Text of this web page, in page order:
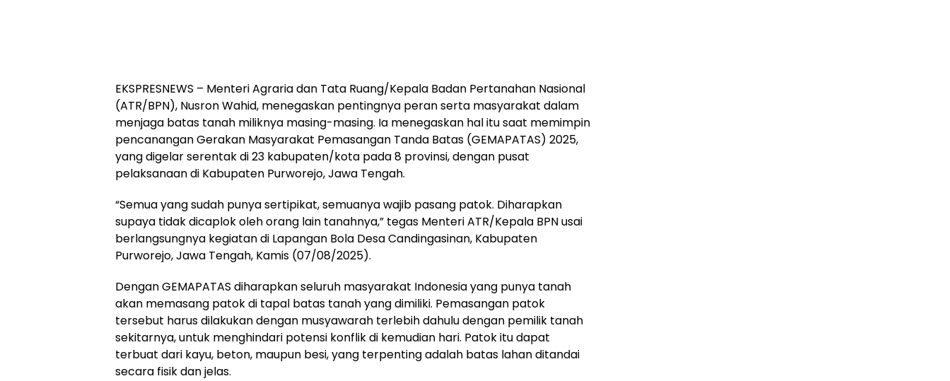
EKSPRESNEWS – Menteri Agraria dan Tata Ruang/Kepala Badan Pertanahan Nasional
(ATR/BPN), Nusron Wahid, menegaskan pentingnya peran serta masyarakat dalam
menjaga batas tanah miliknya masing-masing. Ia menegaskan hal itu saat memimpin
pencanangan Gerakan Masyarakat Pemasangan Tanda Batas (GEMAPATAS) 2025,
yang digelar serentak di 23 kabupaten/kota pada 8 provinsi, dengan pusat
pelaksanaan di Kabupaten Purworejo, Jawa Tengah.
“Semua yang sudah punya sertipikat, semuanya wajib pasang patok. Diharapkan
supaya tidak dicaplok oleh orang lain tanahnya,” tegas Menteri ATR/Kepala BPN usai
berlangsungnya kegiatan di Lapangan Bola Desa Candingasinan, Kabupaten
Purworejo, Jawa Tengah, Kamis (07/08/2025).
Dengan GEMAPATAS diharapkan seluruh masyarakat Indonesia yang punya tanah
akan memasang patok di tapal batas tanah yang dimiliki. Pemasangan patok
tersebut harus dilakukan dengan musyawarah terlebih dahulu dengan pemilik tanah
sekitarnya, untuk menghindari potensi konflik di kemudian hari. Patok itu dapat
terbuat dari kayu, beton, maupun besi, yang terpenting adalah batas lahan ditandai
secara fisik dan jelas.